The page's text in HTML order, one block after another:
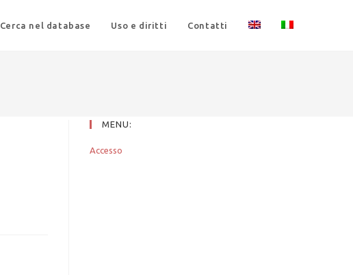
Cerca nel database Uso e diritti Contatti
MENU:
Accesso